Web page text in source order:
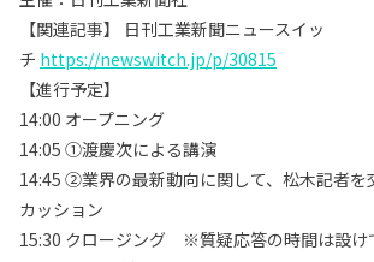
【関連記事】 日刊工業新聞ニュースイッ
チ https://newswitch.jp/p/30815
【進行予定】
14:00 オープニング
14:05 ①渡慶次による講演
14:45 ②業界の最新動向に関して、松木記者を
カッション
15:30 クロージング ※質疑応答の時間は設け